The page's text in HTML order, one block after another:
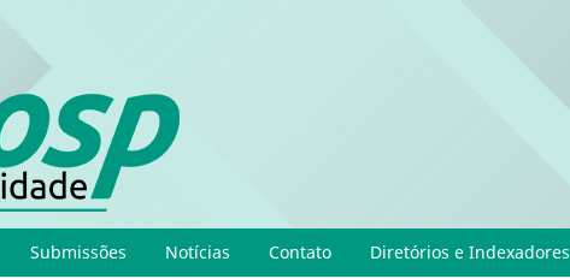
Submissões Notícias Contato Diretórios e Indexadores